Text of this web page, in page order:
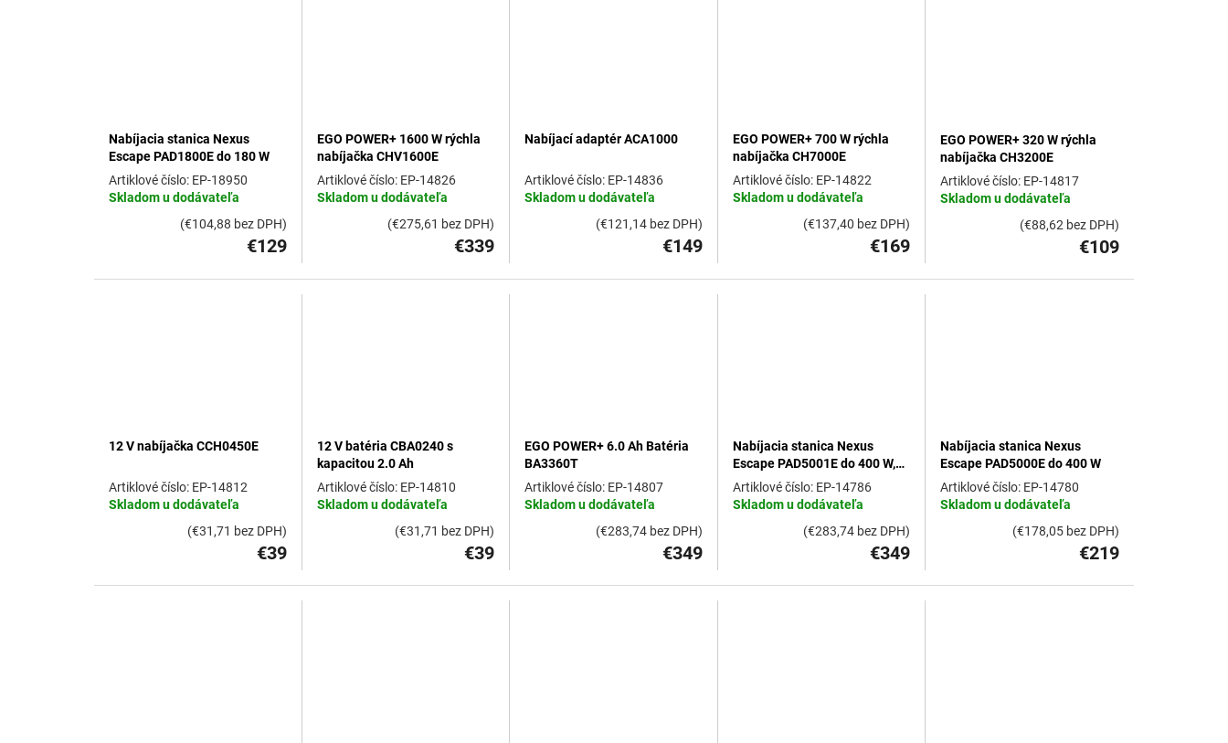
Nabíjacia stanica Nexus
Escape PAD1800E do 180 W
Skladom u dodávateľa
EP-18950
€129
(€104,88 bez DPH)
EGO POWER+ 1600 W rýchla
nabíjačka CHV1600E
Skladom u dodávateľa
EP-14826
€339
(€275,61 bez DPH)
Nabíjací adaptér ACA1000
Skladom u dodávateľa
EP-14836
€149
(€121,14 bez DPH)
EGO POWER+ 700 W rýchla
nabíjačka CH7000E
Skladom u dodávateľa
EP-14822
€169
(€137,40 bez DPH)
EGO POWER+ 320 W rýchla
nabíjačka CH3200E
Skladom u dodávateľa
EP-14817
€109
(€88,62 bez DPH)
12 V nabíjačka CCH0450E
Skladom u dodávateľa
EP-14812
€39
(€31,71 bez DPH)
12 V batéria CBA0240 s
kapacitou 2.0 Ah
Skladom u dodávateľa
EP-14810
€39
(€31,71 bez DPH)
EGO POWER+ 6.0 Ah Batéria
BA3360T
Skladom u dodávateľa
EP-14807
€349
(€283,74 bez DPH)
Nabíjacia stanica Nexus
Escape PAD5001E do 400 W,
SADA s 2.5 Ah batériou
Skladom u dodávateľa
EP-14786
€349
(€283,74 bez DPH)
Nabíjacia stanica Nexus
Escape PAD5000E do 400 W
Skladom u dodávateľa
EP-14780
€219
(€178,05 bez DPH)